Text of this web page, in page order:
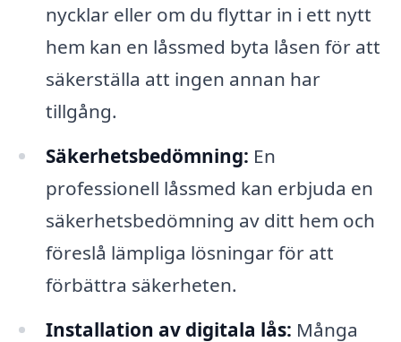
nycklar eller om du flyttar in i ett nytt
hem kan en låssmed byta låsen för att
säkerställa att ingen annan har
tillgång.
Säkerhetsbedömning: En
professionell låssmed kan erbjuda en
säkerhetsbedömning av ditt hem och
föreslå lämpliga lösningar för att
förbättra säkerheten.
Installation av digitala lås: Många